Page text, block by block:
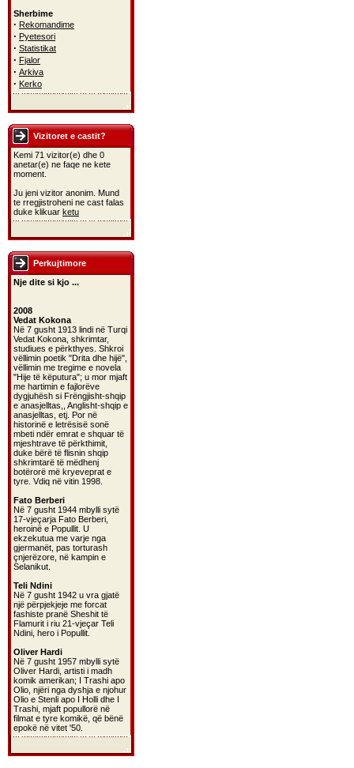
Sherbime
· Rekomandime
· Pyetesori
· Statistikat
· Fjalor
· Arkiva
· Kerko
Vizitoret e castit?
Kemi 71 vizitor(e) dhe 0
anetar(e) ne faqe ne kete
moment.
Ju jeni vizitor anonim. Mund
te rregjistroheni ne cast falas
duke klikuar ketu
Perkujtimore
Nje dite si kjo ...
2008
Vedat Kokona
Në 7 gusht 1913 lindi në Turqi
Vedat Kokona, shkrimtar,
studiues e përkthyes. Shkroi
vëllimin poetik "Drita dhe hijë",
vëllimin me tregime e novela
"Hije të këputura"; u mor mjaft
me hartimin e fajlorëve
dygjuhësh si Frëngjisht-shqip
e anasjelltas,, Anglisht-shqip e
anasjelltas, etj. Por në
historinë e letrësisë sonë
mbeti ndër emrat e shquar të
mjeshtrave të përkthimit,
duke bërë të flisnin shqip
shkrimtarë të mëdhenj
botërorë më kryeveprat e
tyre. Vdiq në vitin 1998.
Fato Berberi
Në 7 gusht 1944 mbylli sytë
17-vjeçarja Fato Berberi,
heroinë e Popullit. U
ekzekutua me varje nga
gjermanët, pas torturash
çnjerëzore, në kampin e
Selanikut.
Teli Ndini
Në 7 gusht 1942 u vra gjatë
një përpjekjeje me forcat
fashiste pranë Sheshit të
Flamurit i riu 21-vjeçar Teli
Ndini, hero i Popullit.
Oliver Hardi
Në 7 gusht 1957 mbylli sytë
Oliver Hardi, artisti i madh
komik amerikan; I Trashi apo
Olio, njëri nga dyshja e njohur
Olio e Stenli apo I Holli dhe I
Trashi, mjaft popullorë në
filmat e tyre komikë, që bënë
epokë në vitet '50.